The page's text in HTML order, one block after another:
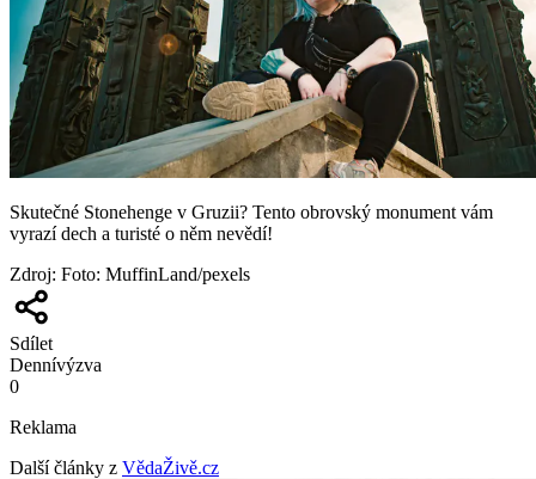
Skutečné Stonehenge v Gruzii? Tento obrovský monument vám
vyrazí dech a turisté o něm nevědí!
Zdroj: Foto: MuffinLand/pexels
Sdílet
Dennívýzva
0
Reklama
Další články z VědaŽivě.cz